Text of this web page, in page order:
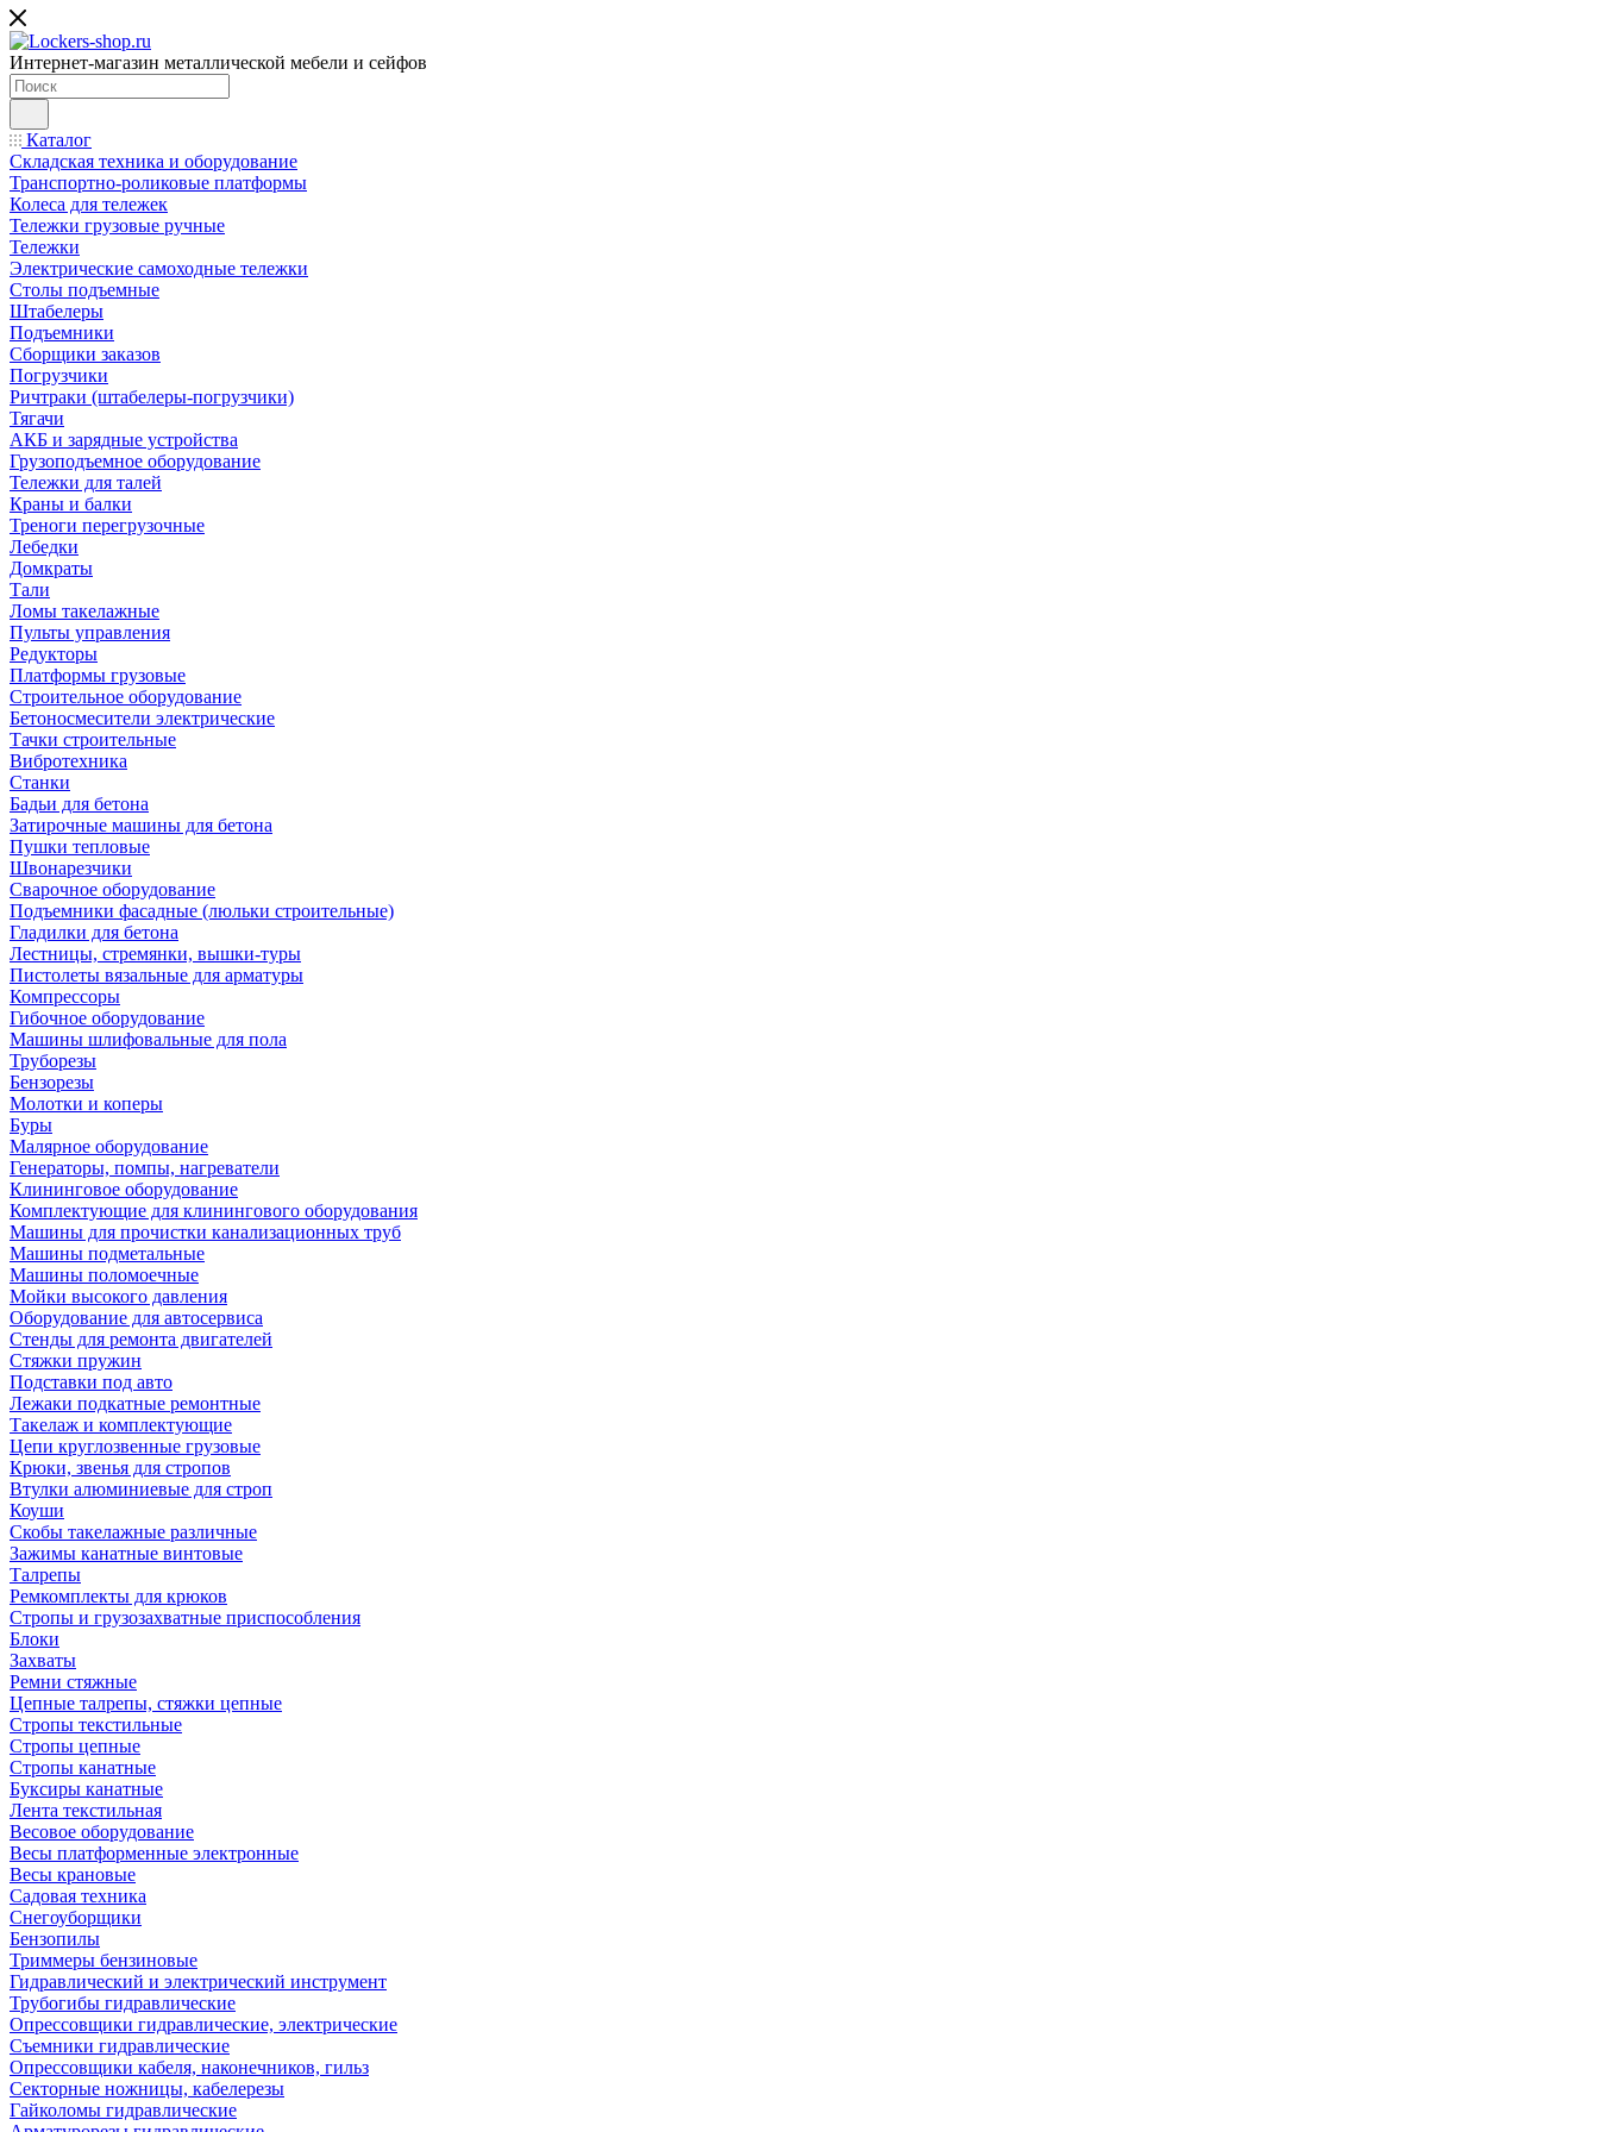
Интернет-магазин металлической мебели и сейфов
Каталог
Складская техника и оборудование
Транспортно-роликовые платформы
Колеса для тележек
Тележки грузовые ручные
Тележки
Электрические самоходные тележки
Столы подъемные
Штабелеры
Подъемники
Сборщики заказов
Погрузчики
Ричтраки (штабелеры-погрузчики)
Тягачи
АКБ и зарядные устройства
Грузоподъемное оборудование
Тележки для талей
Краны и балки
Треноги перегрузочные
Лебедки
Домкраты
Тали
Ломы такелажные
Пульты управления
Редукторы
Платформы грузовые
Строительное оборудование
Бетоносмесители электрические
Тачки строительные
Вибротехника
Станки
Бадьи для бетона
Затирочные машины для бетона
Пушки тепловые
Швонарезчики
Сварочное оборудование
Подъемники фасадные (люльки строительные)
Гладилки для бетона
Лестницы, стремянки, вышки-туры
Пистолеты вязальные для арматуры
Компрессоры
Гибочное оборудование
Машины шлифовальные для пола
Труборезы
Бензорезы
Молотки и коперы
Буры
Малярное оборудование
Генераторы, помпы, нагреватели
Клининговое оборудование
Комплектующие для клинингового оборудования
Машины для прочистки канализационных труб
Машины подметальные
Машины поломоечные
Мойки высокого давления
Оборудование для автосервиса
Стенды для ремонта двигателей
Стяжки пружин
Подставки под авто
Лежаки подкатные ремонтные
Такелаж и комплектующие
Цепи круглозвенные грузовые
Крюки, звенья для стропов
Втулки алюминиевые для строп
Коуши
Скобы такелажные различные
Зажимы канатные винтовые
Талрепы
Ремкомплекты для крюков
Стропы и грузозахватные приспособления
Блоки
Захваты
Ремни стяжные
Цепные талрепы, стяжки цепные
Стропы текстильные
Стропы цепные
Стропы канатные
Буксиры канатные
Лента текстильная
Весовое оборудование
Весы платформенные электронные
Весы крановые
Садовая техника
Снегоуборщики
Бензопилы
Триммеры бензиновые
Гидравлический и электрический инструмент
Трубогибы гидравлические
Опрессовщики гидравлические, электрические
Съемники гидравлические
Опрессовщики кабеля, наконечников, гильз
Секторные ножницы, кабелерезы
Гайколомы гидравлические